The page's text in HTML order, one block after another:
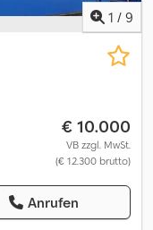
1 / 9
€ 10.000
VB zzgl. MwSt.
(€ 12.300 brutto)
Anrufen